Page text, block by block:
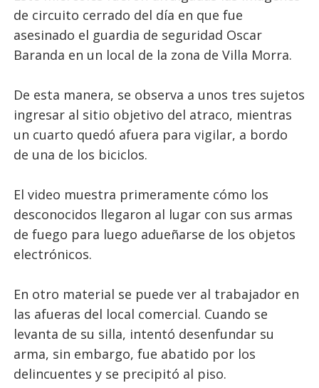
de circuito cerrado del día en que fue
asesinado el guardia de seguridad Oscar
Baranda en un local de la zona de Villa Morra.
De esta manera, se observa a unos tres sujetos
ingresar al sitio objetivo del atraco, mientras
un cuarto quedó afuera para vigilar, a bordo
de una de los biciclos.
El video muestra primeramente cómo los
desconocidos llegaron al lugar con sus armas
de fuego para luego adueñarse de los objetos
electrónicos.
En otro material se puede ver al trabajador en
las afueras del local comercial. Cuando se
levanta de su silla, intentó desenfundar su
arma, sin embargo, fue abatido por los
delincuentes y se precipitó al piso.